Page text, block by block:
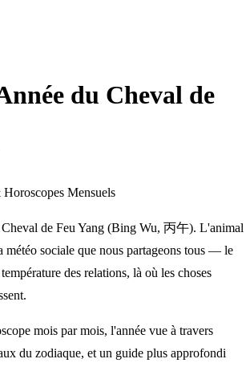
du Cheval de
Mensuels
de Feu Yang (Bing Wu, 丙午). L'animal
météo sociale que nous partageons tous — le
des relations, là où les choses
mois par mois, l'année vue à travers
du zodiaque, et un guide plus approfondi